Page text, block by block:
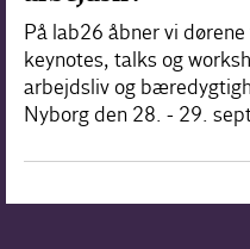
På lab26 åbner vi
keynotes, talks og
arbejdsliv og
Nyborg den 28. - 29.